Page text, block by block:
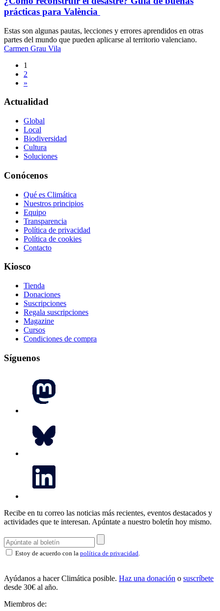
prácticas para València
Estas son algunas pautas, lecciones y errores aprendidos en otras
partes del mundo que pueden aplicarse al territorio valenciano.
Carmen Grau Vila
Navegación
1
2
»
Actualidad
Global
Local
Biodiversidad
Cultura
Soluciones
Conócenos
Qué es Climática
Nuestros principios
Equipo
Transparencia
Política de privacidad
Política de cookies
Contacto
Kiosco
Tienda
Donaciones
Suscripciones
Regala suscripciones
Magazine
Cursos
Condiciones de compra
Síguenos
Recibe en tu correo las noticias más recientes, eventos destacados y
actividades que te interesan. Apúntate a nuestro boletín hoy mismo.
Estoy de acuerdo con la política de privacidad.
Ayúdanos a hacer Climática posible. Haz una donación o suscríbete
desde 30€ al año.
Miembros de: